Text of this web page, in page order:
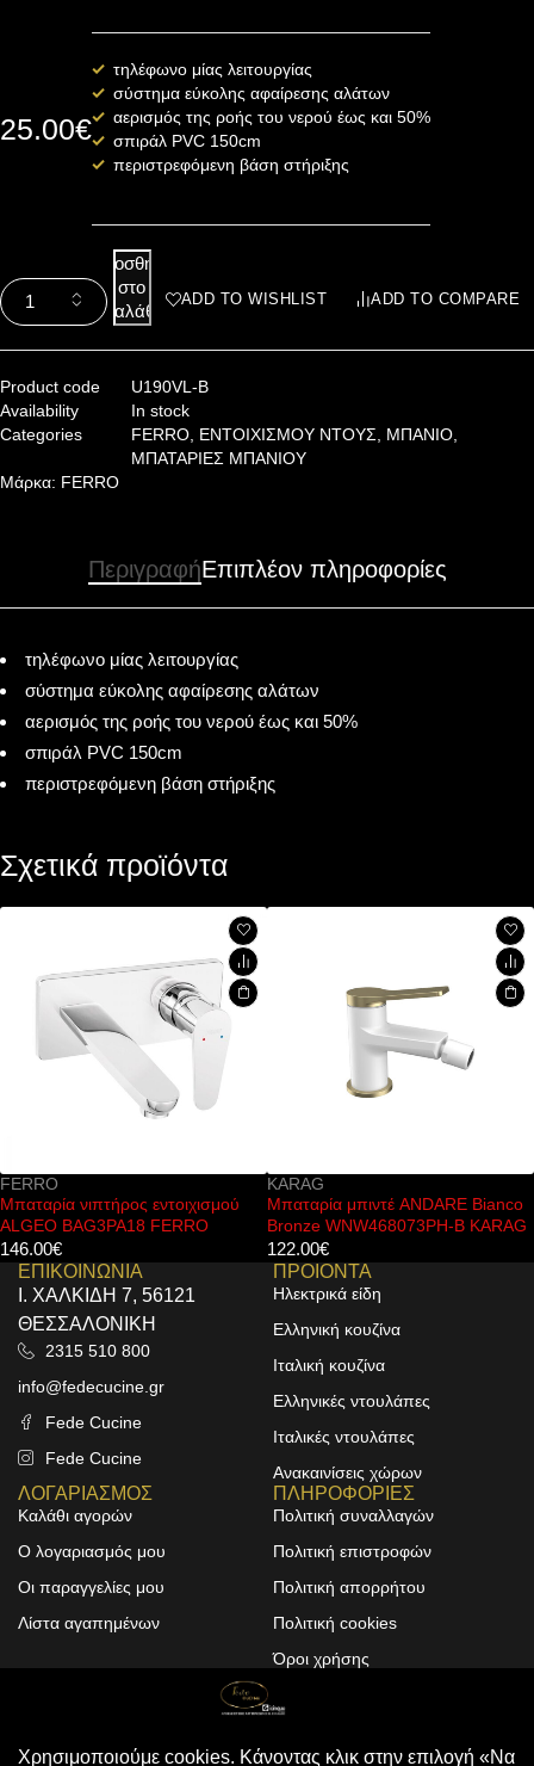
25.00€
τηλέφωνο μίας λειτουργίας
σύστημα εύκολης αφαίρεσης αλάτων
αερισμός της ροής του νερού έως και 50%
σπιράλ PVC 150cm
περιστρεφόμενη βάση στήριξης
Προσθήκη
στο
καλάθι
ADD TO WISHLIST ADD TO COMPARE
Product code
U190VL-B
Availability
In stock
Categories
FERRO, ΕΝΤΟΙΧΙΣΜΟΥ ΝΤΟΥΣ, ΜΠΑΝΙΟ,
ΜΠΑΤΑΡΙΕΣ ΜΠΑΝΙΟΥ
Μάρκα: FERRO
ΠεριγραφήΕπιπλέον πληροφορίες
τηλέφωνο μίας λειτουργίας
σύστημα εύκολης αφαίρεσης αλάτων
αερισμός της ροής του νερού έως και 50%
σπιράλ PVC 150cm
περιστρεφόμενη βάση στήριξης
Σχετικά προϊόντα
FERRO
Μπαταρία νιπτήρος εντοιχισμού
ALGEO BAG3PA18 FERRO
146.00€
KARAG
Μπαταρία μπιντέ ANDARE Bianco
Bronze WNW468073PH-B KARAG
122.00€
ΕΠΙΚΟΙΝΩΝΙΑ
Ι. ΧΑΛΚΙΔΗ 7, 56121
ΘΕΣΣΑΛΟΝΙΚΗ
2315 510 800
info@fedecucine.gr
Fede Cucine
Fede Cucine
ΠΡΟΙΟΝΤΑ
Ηλεκτρικά είδη
Ελληνική κουζίνα
Ιταλική κουζίνα
Ελληνικές ντουλάπες
Ιταλικές ντουλάπες
Ανακαινίσεις χώρων
ΛΟΓΑΡΙΑΣΜΟΣ
Καλάθι αγορών
Ο λογαριασμός μου
Οι παραγγελίες μου
Λίστα αγαπημένων
ΠΛΗΡΟΦΟΡΙΕΣ
Πολιτική συναλλαγών
Πολιτική επιστροφών
Πολιτική απορρήτου
Πολιτική cookies
Όροι χρήσης
Design & Development by
ALPHA DESIGNERS